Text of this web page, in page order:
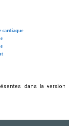
cardiaque
dans la